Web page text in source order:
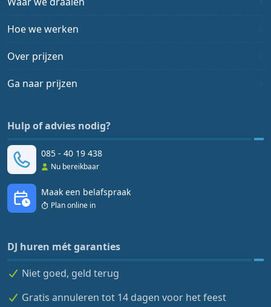
Hoe we werken
Over prijzen
Ga naar prijzen
Hulp of advies nodig?
085 - 40 19 438
Nu bereikbaar
Maak een belafspraak
Plan online in
DJ huren mét garanties
Niet goed, geld terug
Gratis annuleren tot 14 dagen voor het feest